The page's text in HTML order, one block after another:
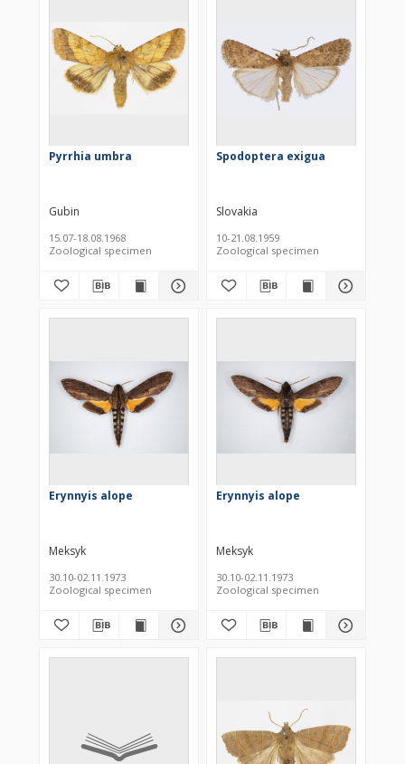
Pyrrhia umbra
Gubin
15.07-18.08.1968
Zoological specimen
Spodoptera exigua
Slovakia
10-21.08.1959
Zoological specimen
Erynnyis alope
Meksyk
30.10-02.11.1973
Zoological specimen
Erynnyis alope
Meksyk
30.10-02.11.1973
Zoological specimen